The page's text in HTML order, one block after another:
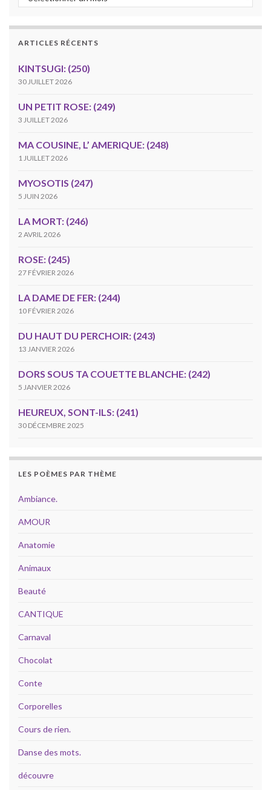
ARTICLES RÉCENTS
KINTSUGI: (250)
30 JUILLET 2026
UN PETIT ROSE: (249)
3 JUILLET 2026
MA COUSINE, L’ AMERIQUE: (248)
1 JUILLET 2026
MYOSOTIS (247)
5 JUIN 2026
LA MORT: (246)
2 AVRIL 2026
ROSE: (245)
27 FÉVRIER 2026
LA DAME DE FER: (244)
10 FÉVRIER 2026
DU HAUT DU PERCHOIR: (243)
13 JANVIER 2026
DORS SOUS TA COUETTE BLANCHE: (242)
5 JANVIER 2026
HEUREUX, SONT-ILS: (241)
30 DÉCEMBRE 2025
LES POÈMES PAR THÈME
Ambiance.
AMOUR
Anatomie
Animaux
Beauté
CANTIQUE
Carnaval
Chocolat
Conte
Corporelles
Cours de rien.
Danse des mots.
découvre